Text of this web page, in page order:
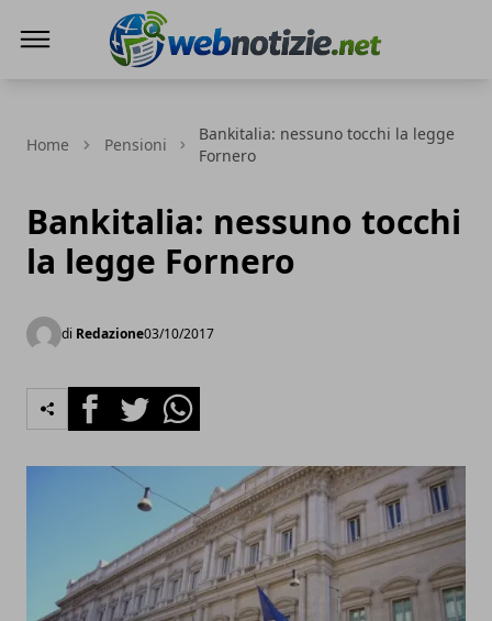
Home Pensioni
Bankitalia: nessuno tocchi la legge
Fornero
Bankitalia: nessuno tocchi
la legge Fornero
di Redazione03/10/2017
FacebookTwitterWhatsapp